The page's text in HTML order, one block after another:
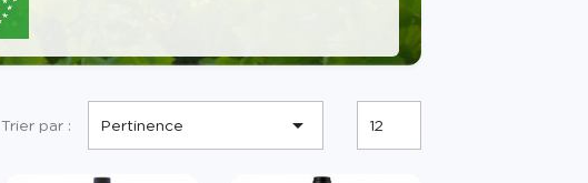
Trier par : Pertinence  12